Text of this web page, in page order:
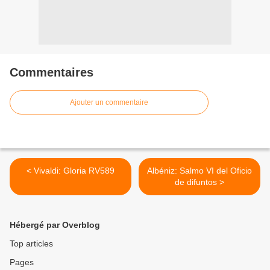
Commentaires
Ajouter un commentaire
< Vivaldi: Gloria RV589
Albéniz: Salmo VI del Oficio
de difuntos >
Hébergé par Overblog
Top articles
Pages